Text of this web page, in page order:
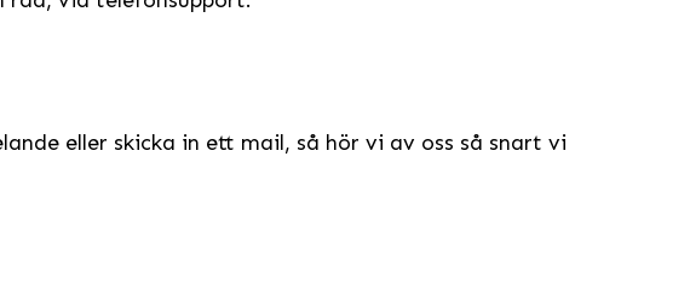
eller skicka in ett mail, så hör vi av oss så snart vi